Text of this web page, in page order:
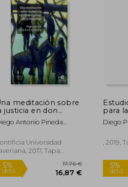
5%
dcto.
meditación sobre
justicia en don
de la Mancha
Antonio Pineda
Universidad
2017, Tapa
Nuevo
para la
un
Diego
, 2019,